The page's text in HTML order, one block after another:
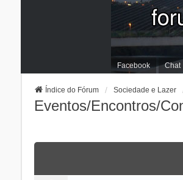
Facebook Chat
Índice do Fórum Sociedade e Lazer
Eventos/Encontros/